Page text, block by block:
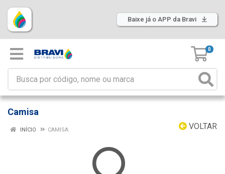
Baixe já o APP da Bravi
0
Camisa
VOLTAR
INÍCIO CAMISA